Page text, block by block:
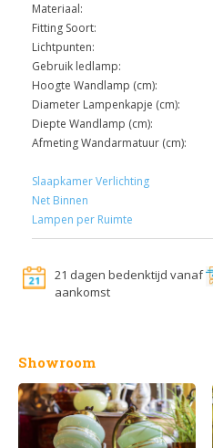
Materiaal:
Fitting Soort:
Lichtpunten:
Gebruik ledlamp:
Hoogte Wandlamp (cm):
Diameter Lampenkapje (cm):
Diepte Wandlamp (cm):
Afmeting Wandarmatuur (cm):
Slaapkamer Verlichting
Net Binnen
Lampen per Ruimte
21 dagen bedenktijd vanaf
aankomst
Showroom